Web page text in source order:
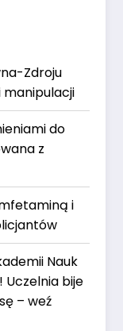
Zdroju
do
z
i
Nauk
Uczelnia bije
– weź